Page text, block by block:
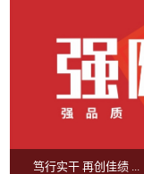
笃行实干 再创佳绩 ...